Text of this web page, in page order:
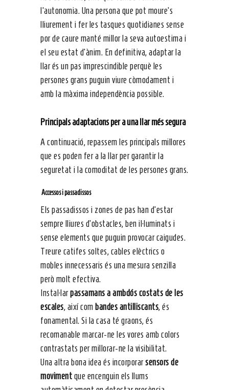
l’autonomia. Una persona que pot moure’s
lliurement i fer les tasques quotidianes sense
por de caure manté millor la seva autoestima i
el seu estat d’ànim. En definitiva, adaptar la
llar és un pas imprescindible perquè les
persones grans puguin viure còmodament i
amb la màxima independència possible.
Principals adaptacions per a una llar més segura
A continuació, repassem les principals millores
que es poden fer a la llar per garantir la
seguretat i la comoditat de les persones grans.
Accessos i passadissos
Els passadissos i zones de pas han d’estar
sempre lliures d’obstacles, ben il·luminats i
sense elements que puguin provocar caigudes.
Treure catifes soltes, cables elèctrics o
mobles innecessaris és una mesura senzilla
però molt efectiva.
Instal·larpassamans a ambdós costats de les
escales, així com bandes antilliscants, és
fonamental. Si la casa té graons, és
recomanable marcar-ne les vores amb colors
contrastats per millorar-ne la visibilitat.
Una altra bona idea és incorporarsensors de
moviment que encenguin els llums